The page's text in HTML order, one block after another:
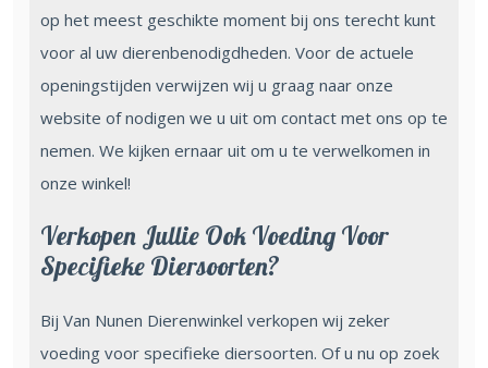
op het meest geschikte moment bij ons terecht kunt
voor al uw dierenbenodigdheden. Voor de actuele
openingstijden verwijzen wij u graag naar onze
website of nodigen we u uit om contact met ons op te
nemen. We kijken ernaar uit om u te verwelkomen in
onze winkel!
Verkopen Jullie Ook Voeding Voor
Specifieke Diersoorten?
Bij Van Nunen Dierenwinkel verkopen wij zeker
voeding voor specifieke diersoorten. Of u nu op zoek